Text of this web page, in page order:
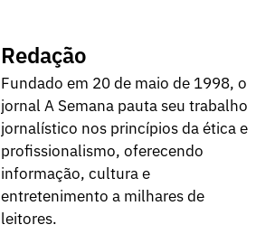
Redação
Fundado em 20 de maio de 1998, o
jornal A Semana pauta seu trabalho
jornalístico nos princípios da ética e
profissionalismo, oferecendo
informação, cultura e
entretenimento a milhares de
leitores.